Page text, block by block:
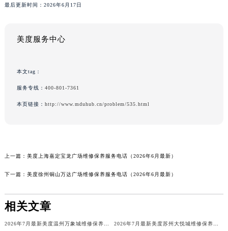
最后更新时间：2026年6月17日
美度服务中心
本文tag：
服务专线： 400-801-7361
本页链接： http://www.mduhub.cn/problem/535.html
上一篇： 美度上海嘉定宝龙广场维修保养服务电话（2026年6月最新）
下一篇： 美度徐州铜山万达广场维修保养服务电话（2026年6月最新）
相关文章